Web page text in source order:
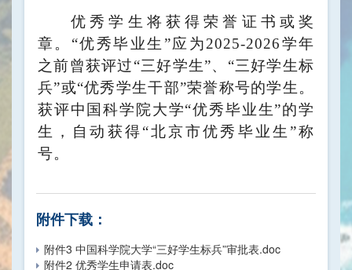
优秀学生将 获得荣誉证书或奖
章。“优秀毕业生”应为2025-2026学年
之前曾获评过“三好学生”、 “三好学生标
兵”或“优秀学生干部”荣誉称号的学生。
获评中国科学院大学“优秀毕业生”的学
生，自动获得“北京市优秀毕业生”称
号。
附件下载：
附件3 中国科学院大学“三好学生标兵”审批表.doc
附件2 优秀学生申请表.doc